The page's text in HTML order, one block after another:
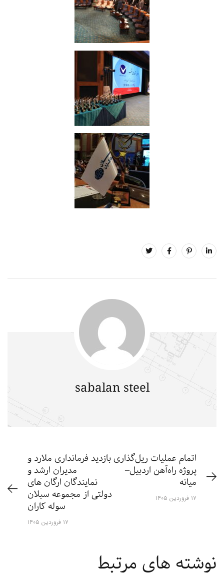
sabalan steel
اتمام عملیات ریل‌گذاری
پروژه راه‌آهن اردبیل–
میانه
۱۷ فروردین ۱۴۰۵
بازدید فرمانداری ملارد و
مدیران ارشد و
نمایندگان ارگان های
دولتی از مجموعه سبلان
سوله کاران
۱۷ فروردین ۱۴۰۵
نوشته های مرتبط